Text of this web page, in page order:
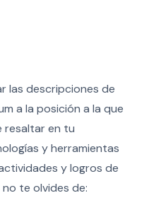
las descripciones de
a la posición a la que
resaltar en tu
y herramientas
y logros de
te olvides de: